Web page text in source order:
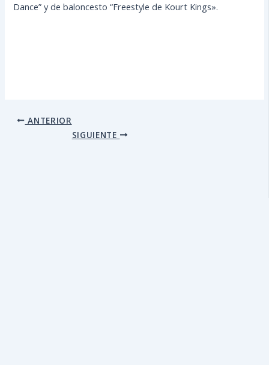
Dance” y de baloncesto “Freestyle de Kourt Kings».
ANTERIOR
SIGUIENTE